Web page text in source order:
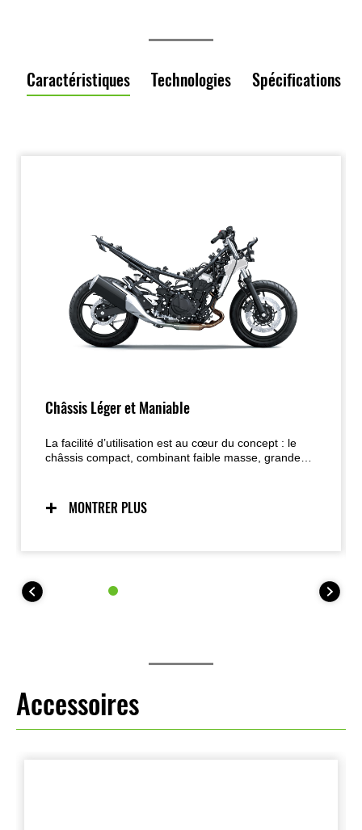
Caractéristiques Technologies Spécifications
Châssis Léger et Maniable
La facilité d’utilisation est au cœur du concept : le
châssis compact, combinant faible masse, grande
en facilitant les manœuvres à basse vitesse et au
stationnement.
MONTRER PLUS
Accessoires